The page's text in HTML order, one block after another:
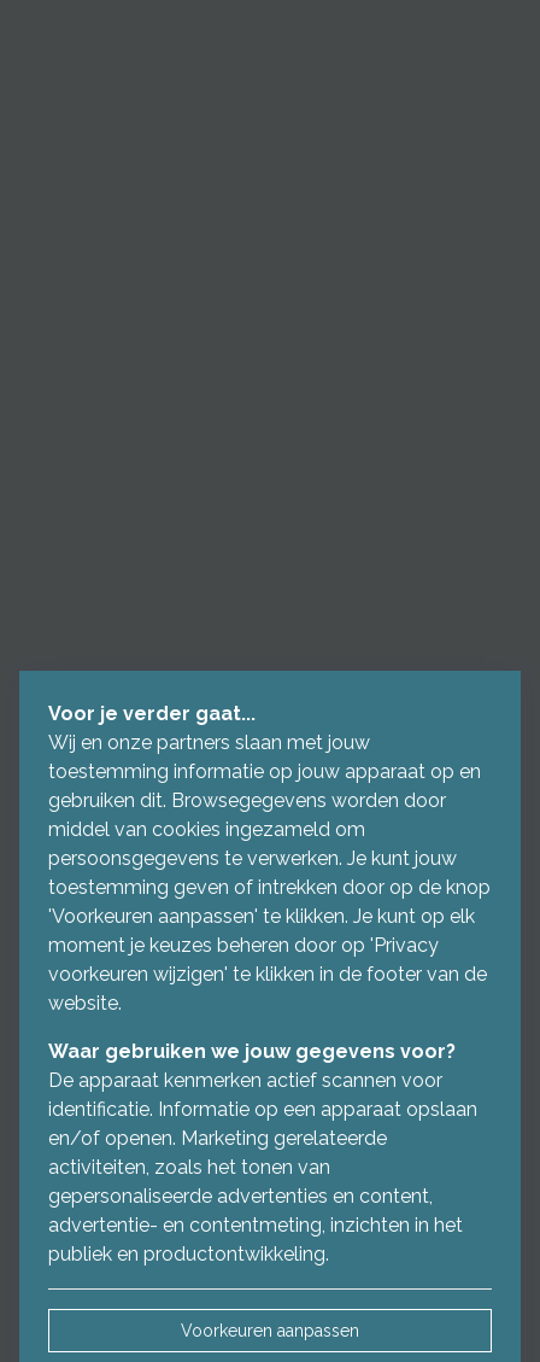
Voor je verder gaat...
Wij en onze partners slaan met jouw
toestemming informatie op jouw apparaat op en
gebruiken dit. Browsegegevens worden door
middel van cookies ingezameld om
persoonsgegevens te verwerken. Je kunt jouw
toestemming geven of intrekken door op de knop
'Voorkeuren aanpassen' te klikken. Je kunt op elk
moment je keuzes beheren door op 'Privacy
voorkeuren wijzigen' te klikken in de footer van de
website.
Waar gebruiken we jouw gegevens voor?
De apparaat kenmerken actief scannen voor
identificatie. Informatie op een apparaat opslaan
en/of openen. Marketing gerelateerde
activiteiten, zoals het tonen van
gepersonaliseerde advertenties en content,
advertentie- en contentmeting, inzichten in het
publiek en productontwikkeling.
Voorkeuren aanpassen